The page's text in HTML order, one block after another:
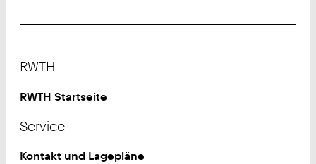
RWTH
RWTH Startseite
Service
Kontakt und Lagepläne